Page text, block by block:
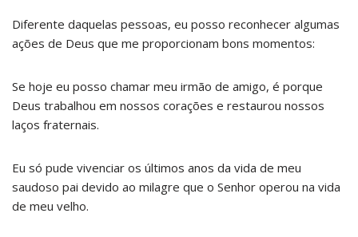
Diferente daquelas pessoas, eu posso reconhecer algumas
ações de Deus que me proporcionam bons momentos:
Se hoje eu posso chamar meu irmão de amigo, é porque
Deus trabalhou em nossos corações e restaurou nossos
laços fraternais.
Eu só pude vivenciar os últimos anos da vida de meu
saudoso pai devido ao milagre que o Senhor operou na vida
de meu velho.